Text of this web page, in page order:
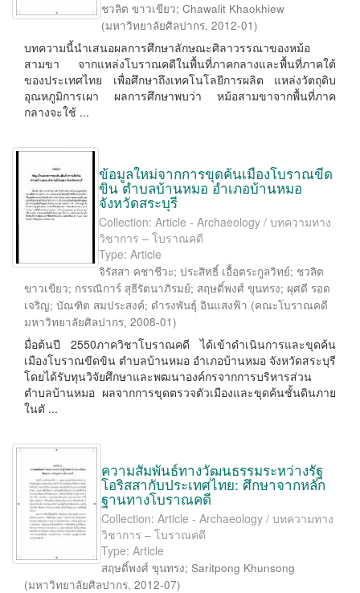
ชวลิต ขาวเขียว; Chawalit Khaokhiew
(มหาวิทยาลัยศิลปากร, 2012-01)
บทความนี้นำเสนอผลการศึกษาลักษณะศิลาวรรณาของหม้อ
สามขา จากแหล่งโบราณคดีในพื้นที่ภาคกลางและพื้นที่ภาคใต้
ของประเทศไทย เพื่อศึกษาถึงเทคโนโลยีการผลิต แหล่งวัตถุดิบ
อุณหภูมิการเผา ผลการศึกษาพบว่า หม้อสามขาจากพื้นที่ภาค
กลางจะใช้ ...
ข้อมูลใหม่จากการขุดค้นเมืองโบราณขีด
ขิน ตำบลบ้านหมอ อำเภอบ้านหมอ
จังหวัดสระบุรี
Collection: Article - Archaeology / บทความทาง
วิชาการ – โบราณคดี
Type: Article
จิรัสสา คชาชีวะ; ประสิทธิ์ เอื้อตระกูลวิทย์; ชวลิต
ขาวเขียว; กรรณิการ์ สุธีรัตนาภิรมย์; สฤษดิ์พงศ์ ขุนทรง; ผุศดี รอด
เจริญ; บัณฑิต สมประสงค์; ดำรงพันธุ์ อินแสงฟ้า (คณะโบราณคดี
มหาวิทยาลัยศิลปากร, 2008-01)
มื่อต้นปี 2550ภาควิชาโบราณคดี ได้เข้าดำเนินการและขุดค้น
เมืองโบราณขีดขิน ตำบลบ้านหมอ อำเภอบ้านหมอ จังหวัดสระบุรี
โดยได้รับทุนวิจัยศึกษาและพฒนาองค์กรจากการบริหารส่วน
ตำบลบ้านหมอ ผลจากการขุดตรวจตัวเมืองและขุดค้นชั้นดินภาย
ในตั ...
ความสัมพันธ์ทางวัฒนธรรมระหว่างรัฐ
โอริสสากับประเทศไทย: ศึกษาจากหลัก
ฐานทางโบราณคดี
Collection: Article - Archaeology / บทความทาง
วิชาการ – โบราณคดี
Type: Article
สฤษดิ์พงศ์ ขุนทรง; Saritpong Khunsong
(มหาวิทยาลัยศิลปากร, 2012-07)